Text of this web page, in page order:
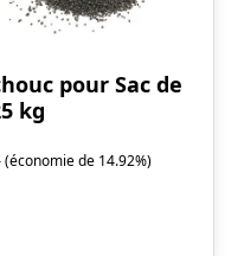
pour Sac de
kg
(économie de 14.92%)